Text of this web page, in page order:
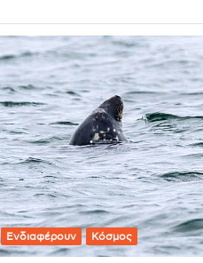
Ενδιαφέρουν Κόσμος